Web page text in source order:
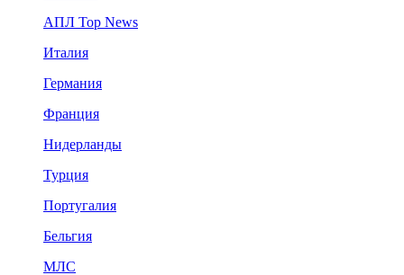
АПЛ Top News
Италия
Германия
Франция
Нидерланды
Турция
Португалия
Бельгия
МЛС